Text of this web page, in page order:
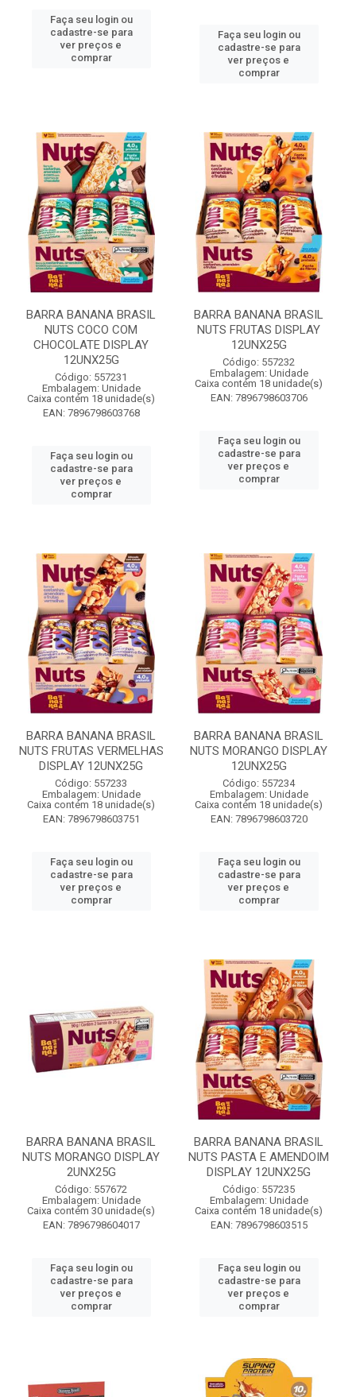
Faça seu login ou
cadastre-se para
ver preços e
comprar
Faça seu login ou
cadastre-se para
ver preços e
comprar
BARRA BANANA BRASIL
NUTS COCO COM
CHOCOLATE DISPLAY
12UNX25G
Código: 557231
Embalagem: Unidade
Caixa contém 18 unidade(s)
EAN: 7896798603768
Faça seu login ou
cadastre-se para
ver preços e
comprar
BARRA BANANA BRASIL
NUTS FRUTAS DISPLAY
12UNX25G
Código: 557232
Embalagem: Unidade
Caixa contém 18 unidade(s)
EAN: 7896798603706
Faça seu login ou
cadastre-se para
ver preços e
comprar
BARRA BANANA BRASIL
NUTS FRUTAS VERMELHAS
DISPLAY 12UNX25G
Código: 557233
Embalagem: Unidade
Caixa contém 18 unidade(s)
EAN: 7896798603751
Faça seu login ou
cadastre-se para
ver preços e
comprar
BARRA BANANA BRASIL
NUTS MORANGO DISPLAY
12UNX25G
Código: 557234
Embalagem: Unidade
Caixa contém 18 unidade(s)
EAN: 7896798603720
Faça seu login ou
cadastre-se para
ver preços e
comprar
BARRA BANANA BRASIL
NUTS MORANGO DISPLAY
2UNX25G
Código: 557672
Embalagem: Unidade
Caixa contém 30 unidade(s)
EAN: 7896798604017
Faça seu login ou
cadastre-se para
ver preços e
comprar
BARRA BANANA BRASIL
NUTS PASTA E AMENDOIM
DISPLAY 12UNX25G
Código: 557235
Embalagem: Unidade
Caixa contém 18 unidade(s)
EAN: 7896798603515
Faça seu login ou
cadastre-se para
ver preços e
comprar